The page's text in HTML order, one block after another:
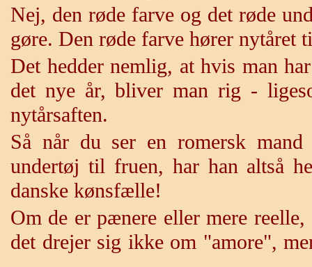
Nej, den røde farve og det røde
gøre. Den røde farve hører nytåret
Det hedder nemlig, at hvis man
det nye år, bliver man rig -
nytårsaften.
Så når du ser en romersk
undertøj til fruen, har han altså
danske kønsfælle!
Om de er pænere eller mere
det drejer sig ikke om "amore",